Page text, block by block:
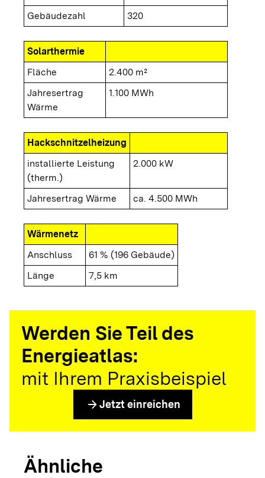
Gebäudezahl
320
Solarthermie
Fläche
2.400 m²
Jahresertrag
Wärme
1.100 MWh
Hackschnitzelheizung
installierte Leistung
(therm.)
2.000 kW
Jahresertrag Wärme ca. 4.500 MWh
Wärmenetz
Anschluss
61 % (196 Gebäude)
Länge
7,5 km
Werden Sie Teil des
Energieatlas:
mit Ihrem Praxisbeispiel
arrow_forward Jetzt einreichen
Ähnliche